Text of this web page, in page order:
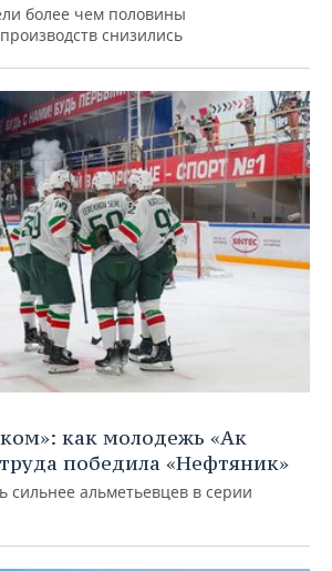
более чем половины
снизились
как молодежь «Ак
победила «Нефтяник»
сильнее альметьевцев в серии